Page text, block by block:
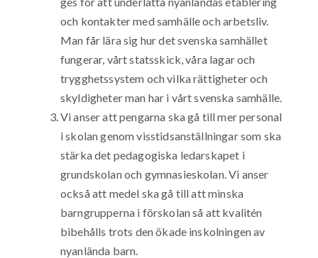
och kontakter med samhälle och arbetsliv.
Man får lära sig hur det svenska samhället
fungerar, vårt statsskick, våra lagar och
trygghetssystem och vilka rättigheter och
skyldigheter man har i vårt svenska samhälle.
Vi anser att pengarna ska gå till mer personal
i skolan genom visstidsanställningar som ska
stärka det pedagogiska ledarskapet i
grundskolan och gymnasieskolan. Vi anser
också att medel ska gå till att minska
barngrupperna i förskolan så att kvalitén
bibehålls trots den ökade inskolningen av
nyanlända barn.